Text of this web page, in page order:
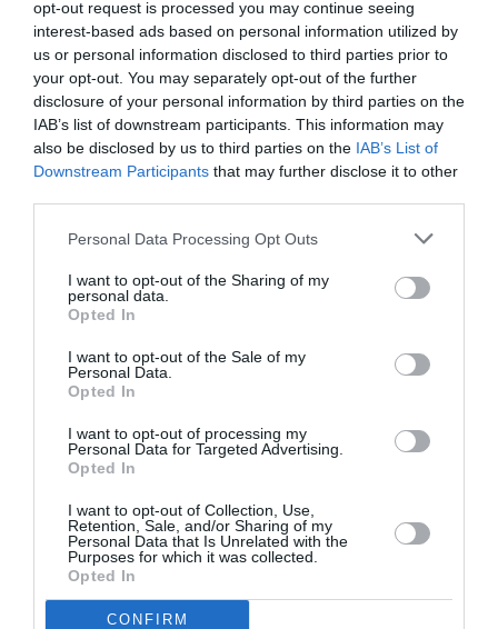
opt-out request is processed you may continue seeing
interest-based ads based on personal information utilized by
us or personal information disclosed to third parties prior to
your opt-out. You may separately opt-out of the further
disclosure of your personal information by third parties on the
IAB’s list of downstream participants. This information may
also be disclosed by us to third parties on the IAB’s List of
Downstream Participants that may further disclose it to other
Personal Data Processing Opt Outs
I want to opt-out of the Sharing of my
personal data.
Opted In
I want to opt-out of the Sale of my
Personal Data.
Opted In
I want to opt-out of processing my
Personal Data for Targeted Advertising.
Opted In
I want to opt-out of Collection, Use,
Retention, Sale, and/or Sharing of my
Personal Data that Is Unrelated with the
Purposes for which it was collected.
Opted In
CONFIRM
CG59a commenté l'article :
Un enfant refuse sa ceinture : un vol Porter Airlines
annulé au Canada
Donald Trumpa commenté l'article :
Air Force One : les retards de Boeing s’aggravent, la
aer lingus etats-unis
44° D’INCLINAISON LORS
D’UNE REMISE DE GAZ
PAR AER LINGUS...